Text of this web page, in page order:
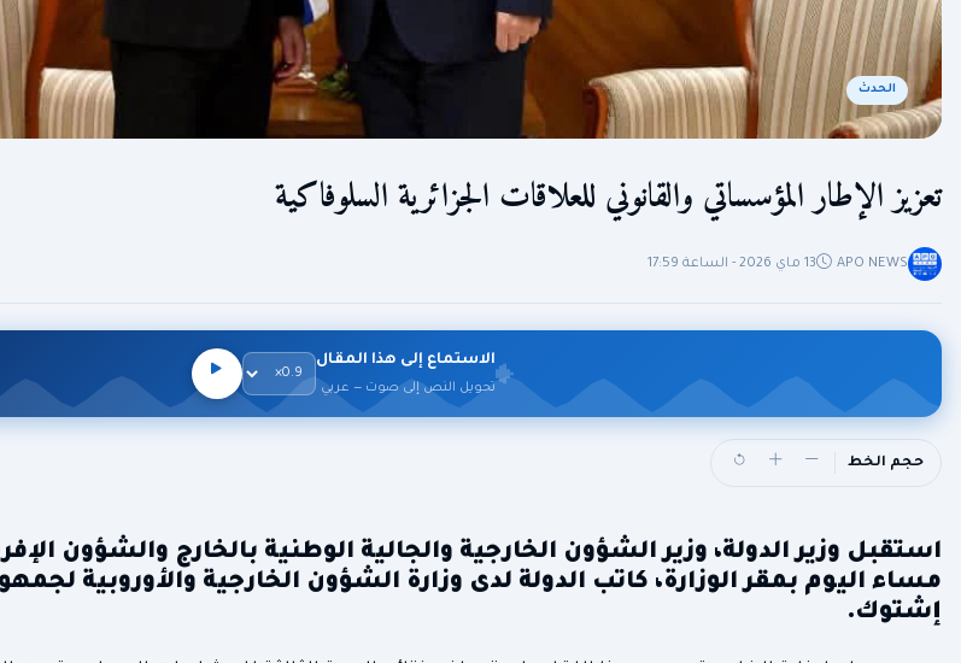
الحدث
تعزيز الإطار المؤسساتي والقانوني للعلاقات الجزائرية السلوفاكية
APO NEWS 13 ماي 2026 - الساعة 17:59
الاستماع إلى هذا المقال
تحويل النص إلى صوت — عربي
حجم الخط
استقبل وزير الدولة، وزير الشؤون الخارجية والجالية الوطنية بالخارج والشؤون
مساء اليوم بمقر الوزارة، كاتب الدولة لدى وزارة الشؤون الخارجية والأوروبية
إشتوك.